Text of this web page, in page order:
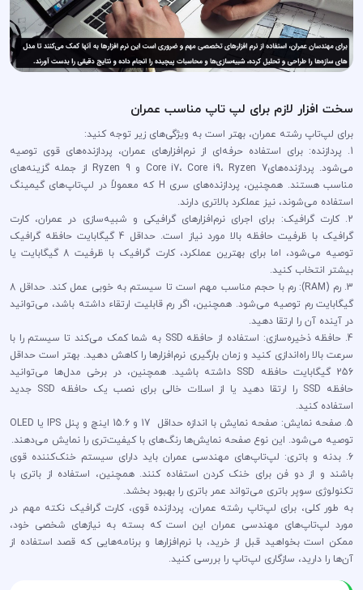
سخت افزار لازم برای لپ تاپ مناسب عمران
برای لپ‌تاپ رشته عمران، بهتر است به ویژگی‌های زیر توجه کنید:
1. پردازنده: برای استفاده حرفه‌ای از نرم‌افزارهای عمران، پردازنده‌های قوی توصیه
می‌شود. پردازنده‌هایCore i7، Core i9، Ryzen 7 و Ryzen 9 از جمله گزینه‌های
مناسب هستند. همچنین، پردازنده‌های سری H که معمولاً در لپ‌تاپ‌های گیمینگ
استفاده می‌شوند، نیز عملکرد بالاتری دارند.
2. کارت گرافیک: برای اجرای نرم‌افزارهای گرافیکی و شبیه‌سازی در عمران، کارت
گرافیک با ظرفیت حافظه بالا مورد نیاز است. حداقل 4 گیگابایت حافظه گرافیک
توصیه می‌شود، اما برای بهترین عملکرد، کارت گرافیک با ظرفیت 8 گیگابایت یا
بیشتر انتخاب کنید.
3. رم (RAM): رم با حجم مناسب مهم است تا سیستم به خوبی عمل کند. حداقل 8
گیگابایت رم توصیه می‌شود. همچنین، اگر رم قابلیت ارتقاء داشته باشد، می‌توانید
در آینده آن را ارتقا دهید.
4. حافظه ذخیره‌سازی: استفاده از حافظه SSD به شما کمک می‌کند تا سیستم را با
سرعت بالا راه‌اندازی کنید و زمان بارگیری نرم‌افزارها را کاهش دهید. بهتر است حداقل
256 گیگابایت حافظه SSD داشته باشید. همچنین، در برخی مدل‌ها می‌توانید
حافظه SSD را ارتقا دهید یا از اسلات خالی برای نصب یک حافظه SSD جدید
استفاده کنید.
5. صفحه نمایش: صفحه نمایش با اندازه حداقل 17 و 15.6 اینچ و پنل IPS یا OLED
توصیه می‌شود. این نوع صفحه نمایش‌ها رنگ‌های با کیفیت‌تری را نمایش می‌دهند.
6. بدنه و باتری: لپ‌تاپ‌های مهندسی عمران باید دارای سیستم خنک‌کننده قوی
باشند و از دو فن برای خنک کردن استفاده کنند. همچنین، استفاده از باتری با
تکنولوژی سوپر باتری می‌تواند عمر باتری را بهبود بخشد.
به طور کلی، برای لپ‌تاپ رشته عمران، پردازنده قوی، کارت گرافیک نکته مهم در
مورد لپ‌تاپ‌های مهندسی عمران این است که بسته به نیازهای شخصی خود،
ممکن است بخواهید قبل از خرید، با نرم‌افزارها و برنامه‌هایی که قصد استفاده از
آن‌ها را دارید، سازگاری لپ‌تاپ را بررسی کنید.